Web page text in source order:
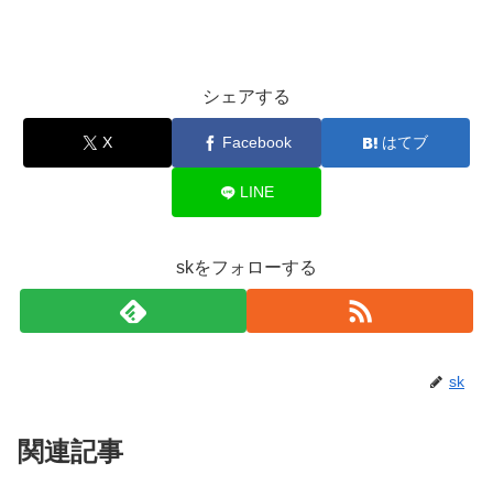
シェアする
X Facebook はてブ
LINE
skをフォローする
sk
関連記事